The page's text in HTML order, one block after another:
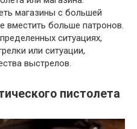
магазины с большей
больше патронов.
ситуациях,
или ситуации,
выстрелов.
пистолета